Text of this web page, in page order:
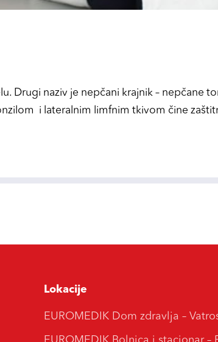
Drugi naziv je nepčani krajnik – nepčane
i lateralnim limfnim tkivom čine
Lokacije
EUROMEDIK Dom zdravlja –